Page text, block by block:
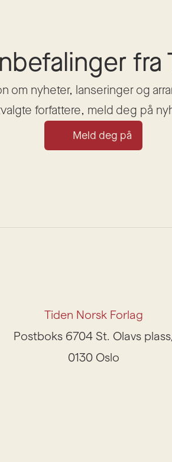
fra
om nyheter, lanseringer og
forfattere, meld deg på
Meld deg på
Tiden Norsk Forlag
Postboks 6704 St. Olavs
0130 Oslo